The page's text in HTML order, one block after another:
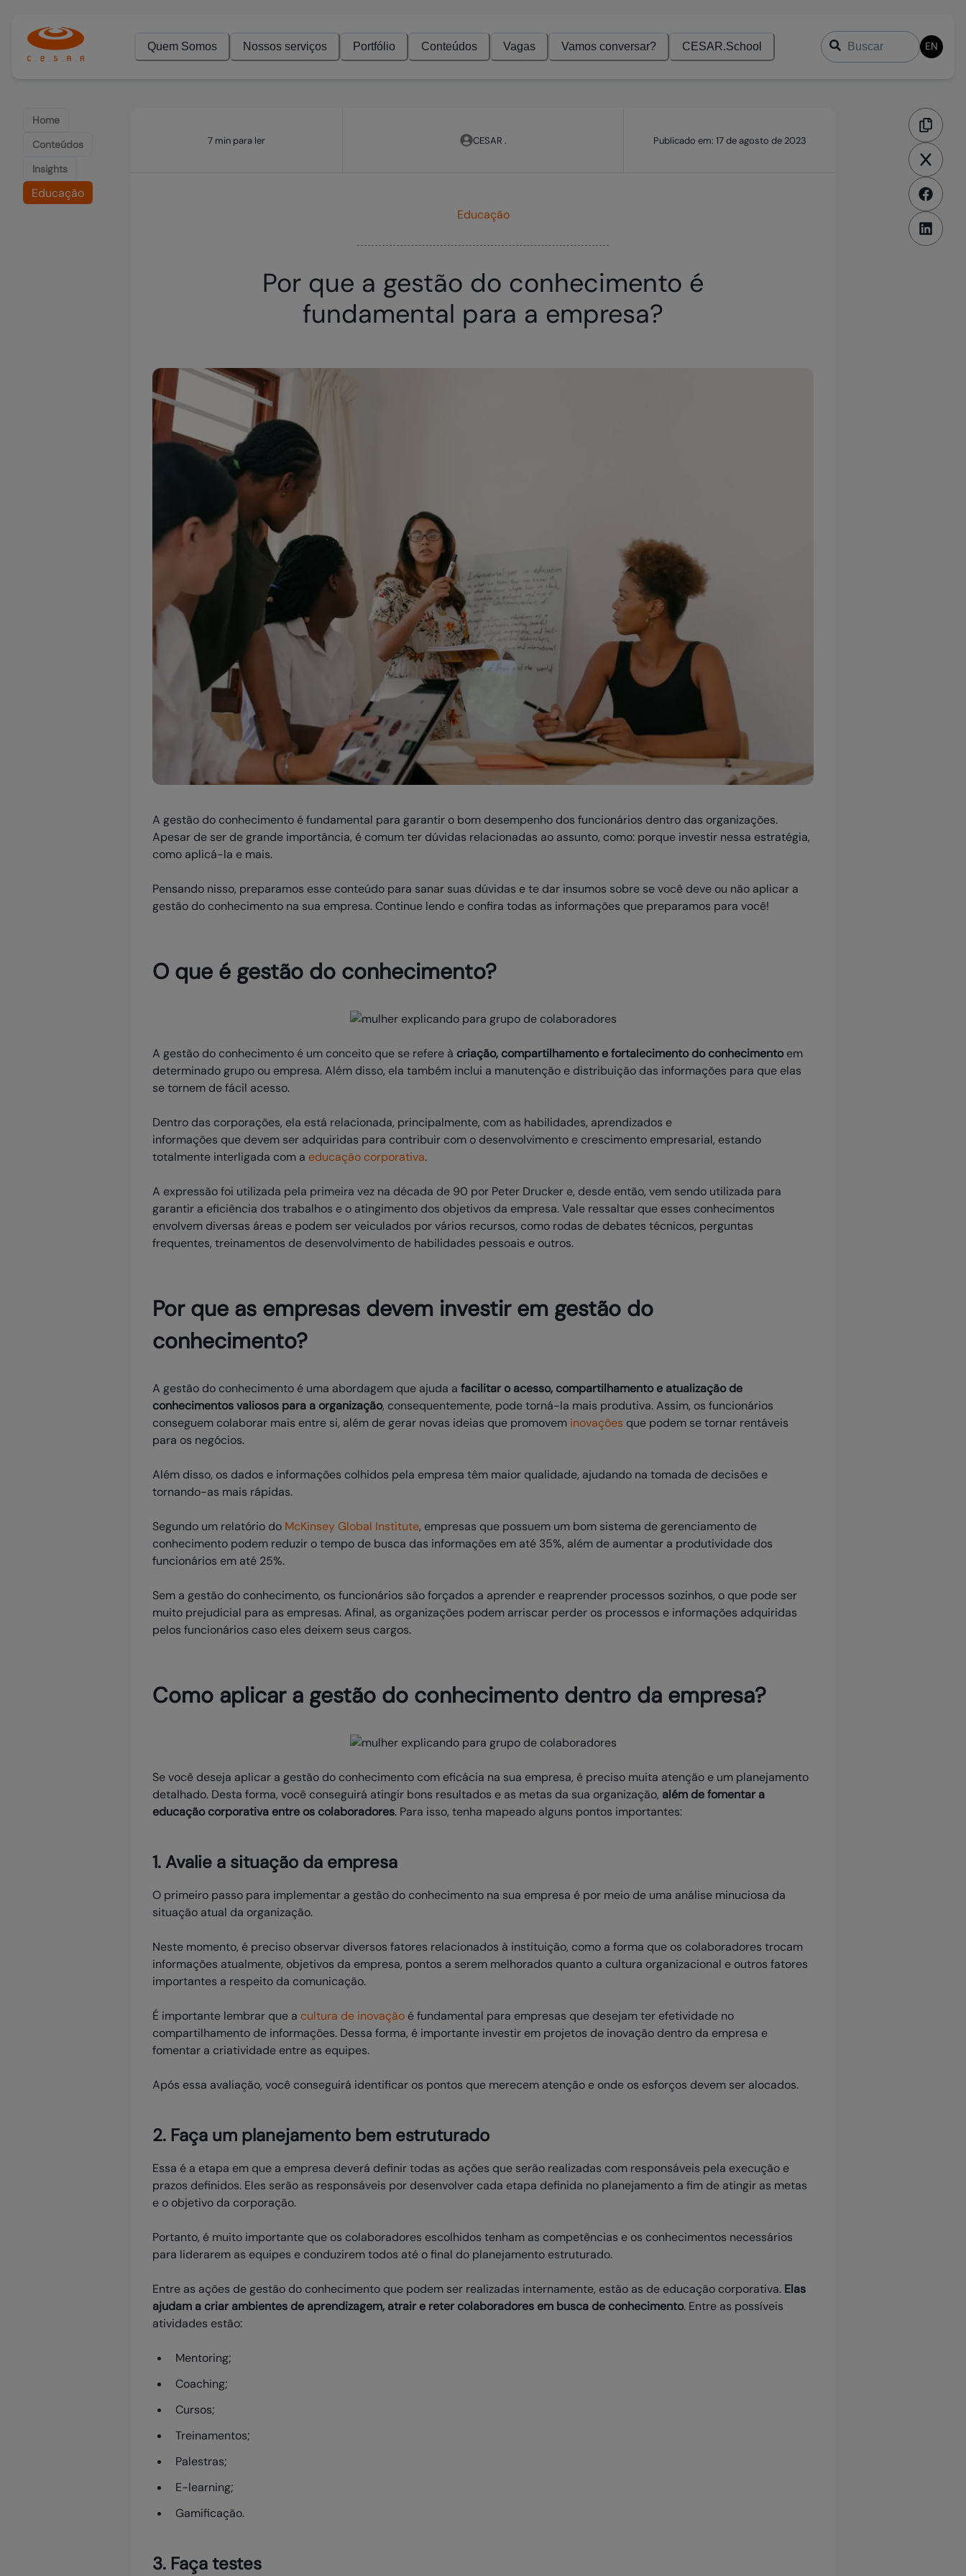
Quem Somos Nossos serviços Portfólio Conteúdos Vagas Vamos conversar? CESAR.School
Buscar
EN
Home
Conteúdos
Insights
Educação
7 min para ler CESAR . Publicado em: 17 de agosto de 2023
Educação
Por que a gestão do conhecimento é
fundamental para a empresa?
A gestão do conhecimento é fundamental para garantir o bom desempenho dos funcionários dentro das organizações.
Apesar de ser de grande importância, é comum ter dúvidas relacionadas ao assunto, como: porque investir nessa estratégia,
como aplicá-la e mais.
Pensando nisso, preparamos esse conteúdo para sanar suas dúvidas e te dar insumos sobre se você deve ou não aplicar a
gestão do conhecimento na sua empresa. Continue lendo e confira todas as informações que preparamos para você!
O que é gestão do conhecimento?
A gestão do conhecimento é um conceito que se refere à criação, compartilhamento e fortalecimento do conhecimentoem
determinado grupo ou empresa. Além disso, ela também inclui a manutenção e distribuição das informações para que elas
se tornem de fácil acesso.
Dentro das corporações, ela está relacionada, principalmente, com as habilidades, aprendizados e
informações que devem ser adquiridas para contribuir com o desenvolvimento e crescimento empresarial, estando
totalmente interligada com a educação corporativa.
A expressão foi utilizada pela primeira vez na década de 90 por Peter Drucker e, desde então, vem sendo utilizada para
garantir a eficiência dos trabalhos e o atingimento dos objetivos da empresa. Vale ressaltar que esses conhecimentos
envolvem diversas áreas e podem ser veiculados por vários recursos, como rodas de debates técnicos, perguntas
frequentes, treinamentos de desenvolvimento de habilidades pessoais e outros.
Por que as empresas devem investir em gestão do
conhecimento?
A gestão do conhecimento é uma abordagem que ajuda a facilitar o acesso, compartilhamento e atualização de
conhecimentos valiosos para a organização, consequentemente, pode torná-la mais produtiva. Assim, os funcionários
conseguem colaborar mais entre si, além de gerar novas ideias que promovem inovações que podem se tornar rentáveis
para os negócios.
Além disso, os dados e informações colhidos pela empresa têm maior qualidade, ajudando na tomada de decisões e
tornando-as mais rápidas.
Segundo um relatório do McKinsey Global Institute, empresas que possuem um bom sistema de gerenciamento de
conhecimento podem reduzir o tempo de busca das informações em até 35%, além de aumentar a produtividade dos
funcionários em até 25%.
Sem a gestão do conhecimento, os funcionários são forçados a aprender e reaprender processos sozinhos, o que pode ser
muito prejudicial para as empresas. Afinal, as organizações podem arriscar perder os processos e informações adquiridas
pelos funcionários caso eles deixem seus cargos.
Como aplicar a gestão do conhecimento dentro da empresa?
Se você deseja aplicar a gestão do conhecimento com eficácia na sua empresa, é preciso muita atenção e um planejamento
detalhado. Desta forma, você conseguirá atingir bons resultados e as metas da sua organização, além de fomentar a
educação corporativa entre os colaboradores. Para isso, tenha mapeado alguns pontos importantes:
1. Avalie a situação da empresa
O primeiro passo para implementar a gestão do conhecimento na sua empresa é por meio de uma análise minuciosa da
situação atual da organização.
Neste momento, é preciso observar diversos fatores relacionados à instituição, como a forma que os colaboradores trocam
informações atualmente, objetivos da empresa, pontos a serem melhorados quanto a cultura organizacional e outros fatores
importantes a respeito da comunicação.
É importante lembrar que a cultura de inovação é fundamental para empresas que desejam ter efetividade no
compartilhamento de informações. Dessa forma, é importante investir em projetos de inovação dentro da empresa e
fomentar a criatividade entre as equipes.
Após essa avaliação, você conseguirá identificar os pontos que merecem atenção e onde os esforços devem ser alocados.
2. Faça um planejamento bem estruturado
Essa é a etapa em que a empresa deverá definir todas as ações que serão realizadas com responsáveis pela execução e
prazos definidos. Eles serão as responsáveis por desenvolver cada etapa definida no planejamento a fim de atingir as metas
e o objetivo da corporação.
Portanto, é muito importante que os colaboradores escolhidos tenham as competências e os conhecimentos necessários
para liderarem as equipes e conduzirem todos até o final do planejamento estruturado.
Entre as ações de gestão do conhecimento que podem ser realizadas internamente, estão as de educação corporativa. Elas
ajudam a criar ambientes de aprendizagem, atrair e reter colaboradores em busca de conhecimento. Entre as possíveis
atividades estão:
Mentoring;
Coaching;
Cursos;
Treinamentos;
Palestras;
E-learning;
Gamificação.
3. Faça testes